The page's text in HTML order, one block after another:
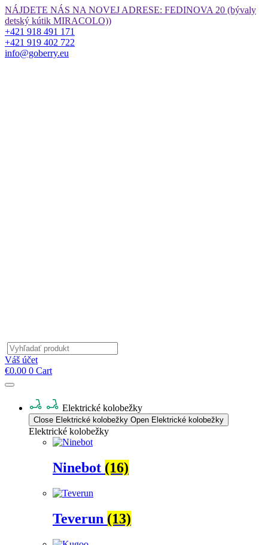
Preskočiť
na
obsah
NÁJDETE NÁS NA NOVEJ ADRESE: FEDINOVA 20 (bývaly
detský kútik MIRACOLO))
+421 918 491 171
+421 919 402 722
info@goberry.eu
Products
search
Váš účet
€0.00 0 Cart
Elektrické kolobežky
Close Elektrické kolobežky Open Elektrické kolobežky
Elektrické kolobežky
Ninebot (16)
Teverun (13)